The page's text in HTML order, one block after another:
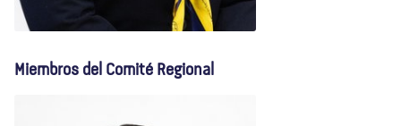
Alé Delgado
Miembros del Comité Regional